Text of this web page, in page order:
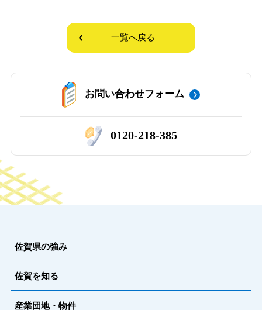
一覧へ戻る
お問い合わせフォーム
0120-218-385
佐賀県の強み
佐賀を知る
産業団地・物件